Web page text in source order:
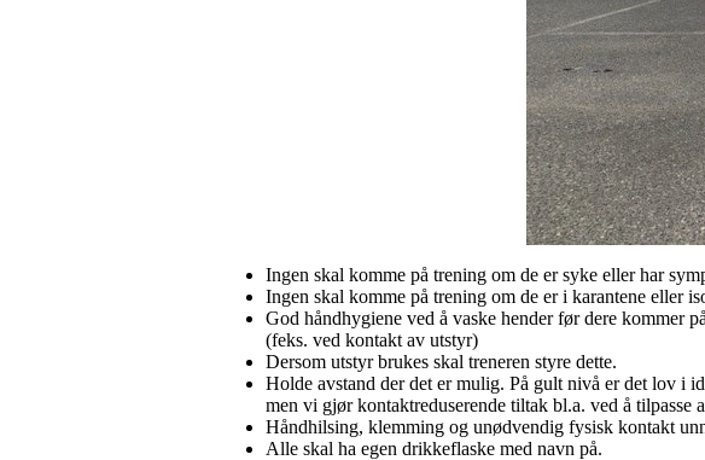
Ingen skal komme på trening om de er syke eller har
Ingen skal komme på trening om de er i karantene eller
God håndhygiene ved å vaske hender før dere kommer
(feks. ved kontakt av utstyr)
Dersom utstyr brukes skal treneren styre dette.
Holde avstand der det er mulig. På gult nivå er det lov i
men vi gjør kontaktreduserende tiltak bl.a. ved å tilpasse
Håndhilsing, klemming og unødvendig fysisk kontakt
Alle skal ha egen drikkeflaske med navn på.